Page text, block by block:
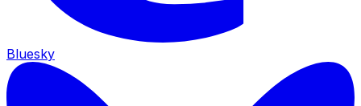
Bluesky